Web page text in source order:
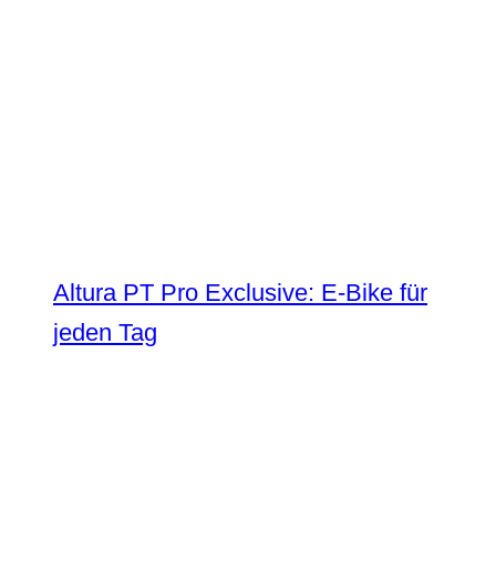
Altura PT Pro Exclusive: E-Bike für
jeden Tag